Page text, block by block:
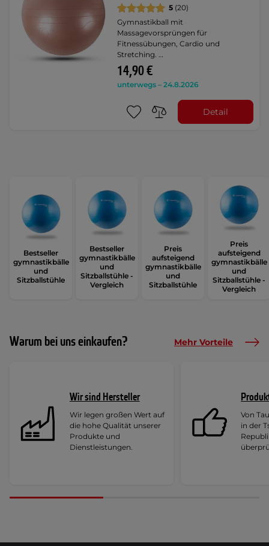
5 (20)
Gymnastikball mit
Massagevorsprüngen für
Fitnessübungen, Cardio und
Stretching. …
14,90 €
unterwegs – 24.8.2026
Detail
Bestseller
gymnastikbälle
und
Sitzballstühle
Bestseller
gymnastikbälle
und
Sitzballstühle -
Vergleich
Preis
aufsteigend
gymnastikbälle
und
Sitzballstühle
Preis
aufsteigend
gymnastikbälle
und
Sitzballstühle -
Vergleich
Warum bei uns einkaufen? Mehr Vorteile
Wir sind Hersteller
Wir legen großen Wert auf
die hohe Qualität unserer
Produkte und
Dienstleistungen.
Von
in der